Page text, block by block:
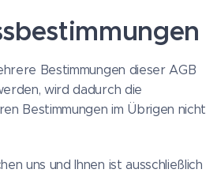
Bestimmungen dieser AGB
wird dadurch die
Bestimmungen im Übrigen nicht
uns und Ihnen ist ausschließlich